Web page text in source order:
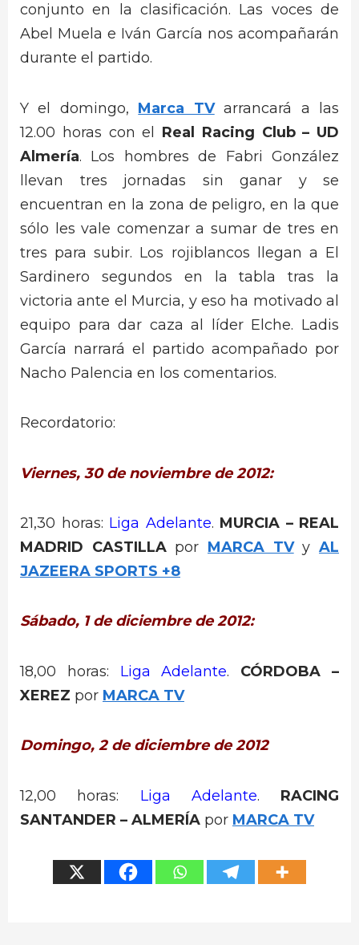
conjunto en la clasificación. Las voces de
Abel Muela e Iván García nos acompañarán
durante el partido.
Y el domingo, Marca TVarrancará a las
12.00 horas con el Real Racing Club – UD
Almería. Los hombres de Fabri González
llevan tres jornadas sin ganar y se
encuentran en la zona de peligro, en la que
sólo les vale comenzar a sumar de tres en
tres para subir. Los rojiblancos llegan a El
Sardinero segundos en la tabla tras la
victoria ante el Murcia, y eso ha motivado al
equipo para dar caza al líder Elche. Ladis
García narrará el partido acompañado por
Nacho Palencia en los comentarios.
Recordatorio:
Viernes, 30 de noviembre de 2012:
21,30 horas: Liga Adelante. MURCIA – REAL
MADRID CASTILLA por MARCA TVyAL
JAZEERA SPORTS +8
Sábado, 1 de diciembre de 2012:
18,00 horas: Liga Adelante. CÓRDOBA –
XEREZ por MARCA TV
Domingo, 2 de diciembre de 2012
12,00 horas: Liga Adelante. RACING
SANTANDER – ALMERÍA por MARCA TV